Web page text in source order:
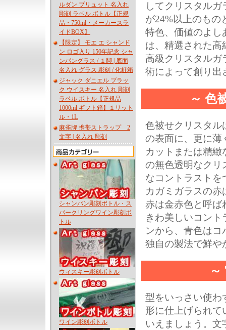
ルダン ブリュット 名入れ
彫刻 ラベル ボトル【正規
品・750ml・メーカースラ
イドBOX】
【限定】 モエ エ シャンド
ン ロゴ入り 150年記念 シャ
ンパングラス / １脚 | 底面
名入れ グラス 彫刻 / 化粧箱
ジャック ダニエル ブラッ
ク ウイスキー 名入れ 彫刻
ラベル ボトル【正規品
1000ml ギフト箱】１リット
ル・1L
麻雀牌 携帯ストラップ 2
文字 | 名入れ 彫刻
シャンパン彫刻ボトル・ス
パークリングワイン彫刻ボ
トル
ウィスキー彫刻ボトル
ワイン彫刻ボトル
してクリスタル
が24%以上のもの
特色、価値のよし
は、精選された高
高級クリスタルガ
術によって創り出
～ 色
色被せクリスタル
の表面に、更に薄
カットまたは精
の無色透明なクリ
なコントラストを
カガミガラスの
赤は金赤色と呼ば
きわ美しいコン
ンから、青色は
独自の製法で鮮や
型をいっさい使わ
形に仕上げられて
いえましょう。文